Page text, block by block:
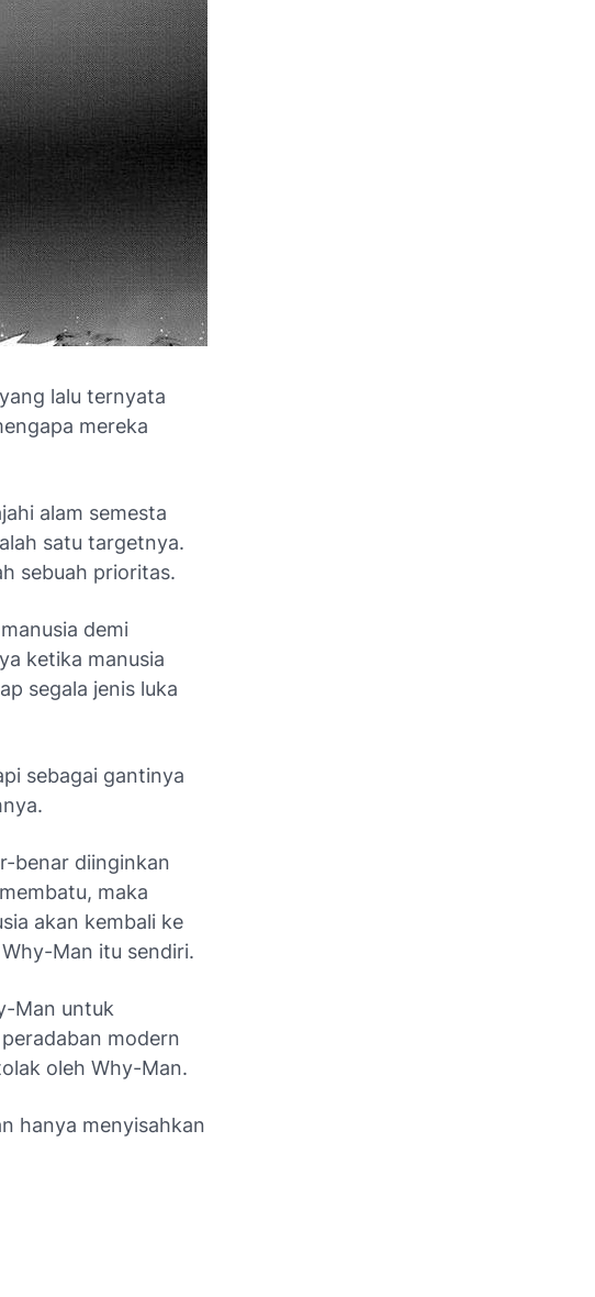
lalu ternyata
mereka
alam semesta
satu targetnya.
sebuah prioritas.
demi
ketika manusia
segala jenis luka
sebagai gantinya
benar diinginkan
maka
akan kembali ke
Man itu sendiri.
Man untuk
modern
oleh Why-Man.
hanya menyisahkan